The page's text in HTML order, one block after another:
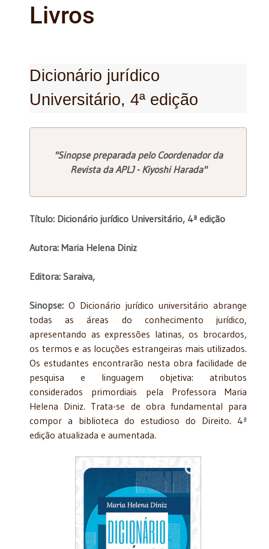
Livros
Dicionário jurídico
Universitário, 4ª edição
"Sinopse preparada pelo Coordenador da
Revista da APLJ - Kiyoshi Harada"
Título: Dicionário jurídico Universitário, 4ª edição
Autora: Maria Helena Diniz
Editora: Saraiva,
Sinopse: O Dicionário jurídico universitário abrange
todas as áreas do conhecimento jurídico,
apresentando as expressões latinas, os brocardos,
os termos e as locuções estrangeiras mais utilizados.
Os estudantes encontrarão nesta obra facilidade de
pesquisa e linguagem objetiva: atributos
considerados primordiais pela Professora Maria
Helena Diniz. Trata-se de obra fundamental para
compor a biblioteca do estudioso do Direito. 4ª
edição atualizada e aumentada.